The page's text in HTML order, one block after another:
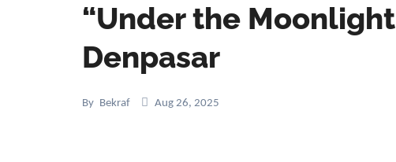
“Under the
Denpasar
By Bekraf Aug 26, 2025